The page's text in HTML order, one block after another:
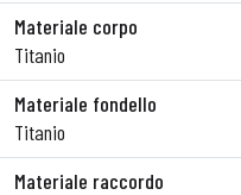
Materiale corpo
Titanio
Materiale fondello
Titanio
Materiale raccordo